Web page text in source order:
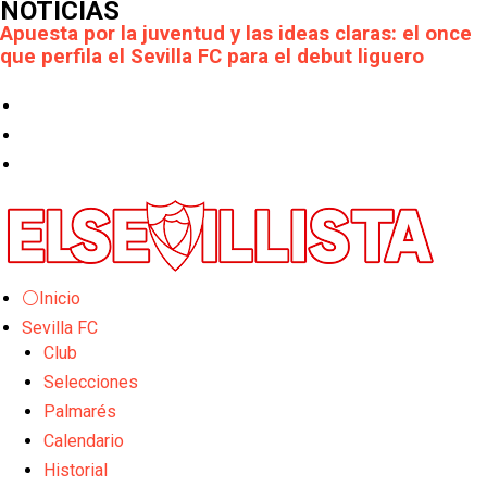
NOTICIAS
Apuesta por la juventud y las ideas claras: el once
que perfila el Sevilla FC para el debut liguero
El Rayo Vallecano llega a la cita de Nervión con
Crónica Pretemporada | Xerez DFC 1-0 Sevilla
Crónica Pretemporada I Bayer Leverkusen 2-1
Sevilla FC
El Tribunal Superior de Justicia concede la
cautelar a Isi Palazón
Banquillos confirmados: así queda la cantera del
Sevilla Femenino para la 2026/27
Celta y Rayo agitan el mercado de La Liga
⚪Inicio
Sevilla FC
Club
Selecciones
Palmarés
Calendario
Historial